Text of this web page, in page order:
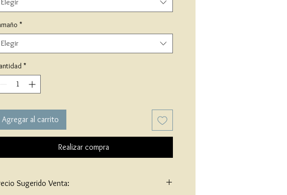
Elegir
*
Elegir
*
Agregar al carrito
Realizar compra
Sugerido Venta: